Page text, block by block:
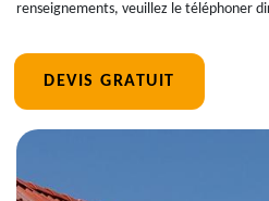
renseignements, veuillez le téléphoner
DEVIS GRATUIT